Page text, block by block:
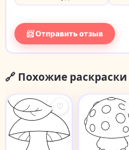
📨 Отправить отзыв
🔗 Похожие раскраски
♡